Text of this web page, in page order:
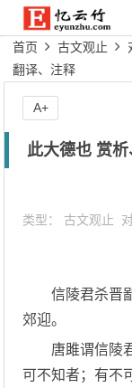
首页 古文观止
翻译、注释
此大德也 赏
类型： 古文观止
信陵君杀晋鄙
郊迎。
唐雎谓信陵君
可不知者；有不
A+